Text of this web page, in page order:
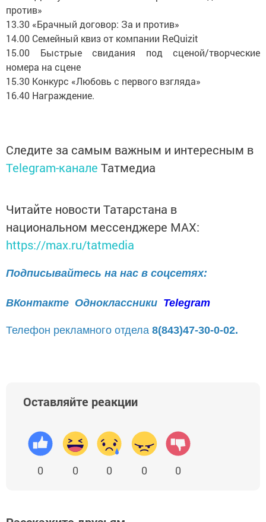
против»
13.30 «Брачный договор: За и против»
14.00 Семейный квиз от компании ReQuizit
15.00 Быстрые свидания под сценой/творческие
номера на сцене
15.30 Конкурс «Любовь с первого взгляда»
16.40 Награждение.
Следите за самым важным и интересным в
Telegram-канале Татмедиа
Читайте новости Татарстана в
национальном мессенджере MАХ:
https://max.ru/tatmedia
Подписывайтесь на нас в соцсетях:
ВКонтакте Одноклассники Telegram
Телефон рекламного отдела 8(843)47-30-0-02.
Оставляйте реакции
0 0 0 0 0